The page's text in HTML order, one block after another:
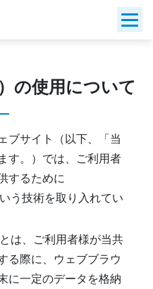
の使用について
ブサイト（以下、「当
す。）では、ご利用者
するために
う技術を取り入れてい
は、ご利用者様が当共
る際に、ウェブブラウ
に一定のデータを格納